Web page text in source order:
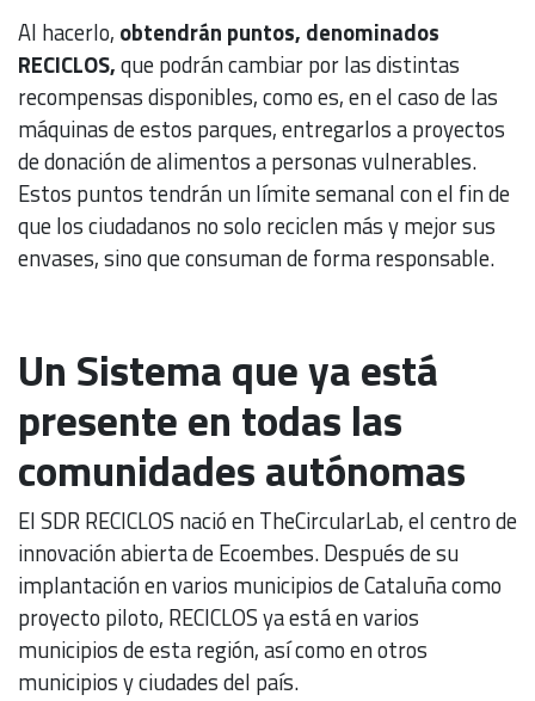
Al hacerlo, obtendrán puntos, denominados
RECICLOS,que podrán cambiar por las distintas
recompensas disponibles, como es, en el caso de las
máquinas de estos parques, entregarlos a proyectos
de donación de alimentos a personas vulnerables.
Estos puntos tendrán un límite semanal con el fin de
que los ciudadanos no solo reciclen más y mejor sus
envases, sino que consuman de forma responsable.
Un Sistema que ya está
presente en todas las
comunidades autónomas
El SDR RECICLOS nació en TheCircularLab, el centro de
innovación abierta de Ecoembes. Después de su
implantación en varios municipios de Cataluña como
proyecto piloto, RECICLOS ya está en varios
municipios de esta región, así como en otros
municipios y ciudades del país.